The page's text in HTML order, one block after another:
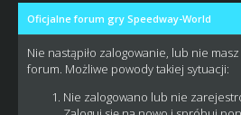
Oficjalne forum gry Speedway-World
Nie nastąpiło zalogowanie, lub nie
forum. Możliwe powody takiej sytuacji:
Nie zalogowano lub nie